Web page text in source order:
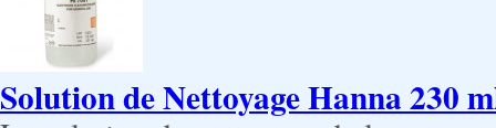
Solution de Nettoyage Hanna 230